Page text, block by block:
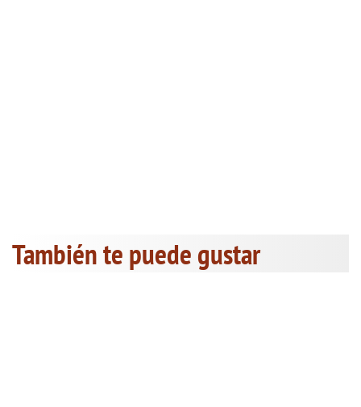
También te puede gustar